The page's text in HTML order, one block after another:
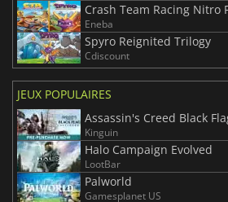
Eneba
Spyro Reignited Trilogy
Cdiscount
JEUX POPULAIRES
Assassin's Creed Black
Kinguin
Halo Campaign Evolved
LootBar
Palworld
Gamesplanet US